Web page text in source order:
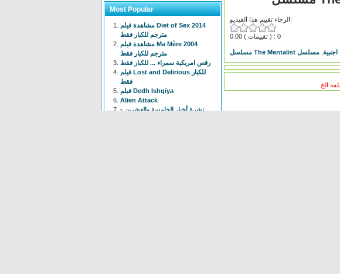
الرجاء تقييم هذا الفيديو:
0.00 ( تقييمات ) : 0
Most Popular
مشاهدة فيلم Diet of Sex 2014
مترجم للكبار فقط
مشاهدة فيلم Ma Mère 2004
مترجم للكبار فقط
رقص امريكية سمراء ... للكبار فقط
فيلم Lost and Delirious للكبار
فقط
فيلم Dedh Ishqiya
Alien Attack
نشرة أخبار الخامسة والعشرين -